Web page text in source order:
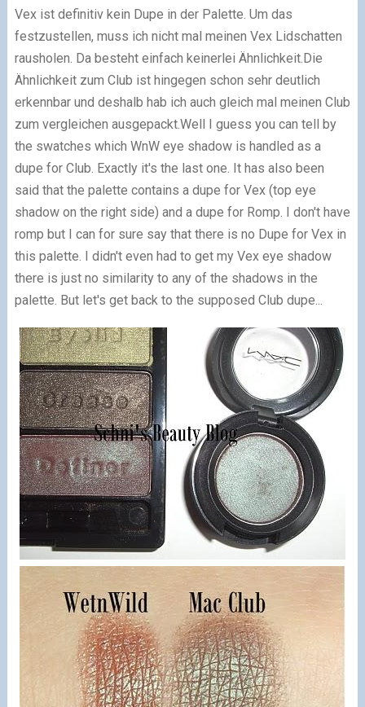
Vex ist definitiv kein Dupe in der Palette. Um das
festzustellen, muss ich nicht mal meinen Vex Lidschatten
rausholen. Da besteht einfach keinerlei Ähnlichkeit. Die
Ähnlichkeit zum Club ist hingegen schon sehr deutlich
erkennbar und deshalb hab ich auch gleich mal meinen Club
zum vergleichen ausgepackt.Well I guess you can tell by
the swatches which WnW eye shadow is handled as a
dupe for Club. Exactly it's the last one. It has also been
said that the palette contains a dupe for Vex (top eye
shadow on the right side) and a dupe for Romp. I don't have
romp but I can for sure say that there is no Dupe for Vex in
this palette. I didn't even had to get my Vex eye shadow
there is just no similarity to any of the shadows in the
palette. But let's get back to the supposed Club dupe...